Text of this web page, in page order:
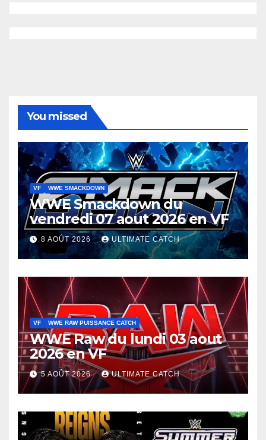
You missed
VF WWE SMACKDOWN
WWE Smackdown du
vendredi 07 aout 2026 en VF
8 AOÛT 2026 ULTIMATE CATCH
VF WWE RAW PUISSANCE CATCH
WWE Raw du lundi 03 aout
2026 en VF
5 AOÛT 2026 ULTIMATE CATCH